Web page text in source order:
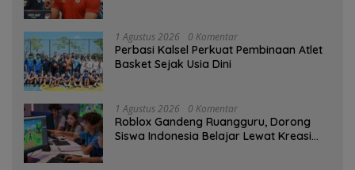
1 Agustus 2026 0 Komentar
Perbasi Kalsel Perkuat Pembinaan Atlet
Basket Sejak Usia Dini
1 Agustus 2026 0 Komentar
Roblox Gandeng Ruangguru, Dorong
Siswa Indonesia Belajar Lewat Kreasi